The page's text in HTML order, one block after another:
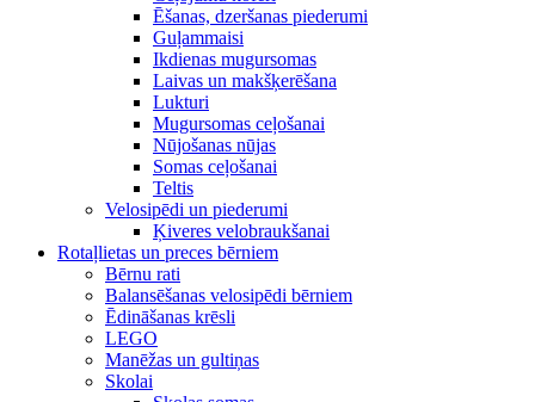
Ēšanas, dzeršanas piederumi
Guļammaisi
Ikdienas mugursomas
Laivas un makšķerēšana
Lukturi
Mugursomas ceļošanai
Nūjošanas nūjas
Somas ceļošanai
Teltis
Velosipēdi un piederumi
Ķiveres velobraukšanai
Rotaļlietas un preces bērniem
Bērnu rati
Balansēšanas velosipēdi bērniem
Ēdināšanas krēsli
LEGO
Manēžas un gultiņas
Skolai